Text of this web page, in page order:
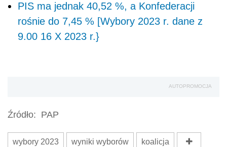
PIS ma jednak 40,52 %, a Konfederacji
rośnie do 7,45 % [Wybory 2023 r. dane z
9.00 16 X 2023 r.}
AUTOPROMOCJA
Źródło: PAP
wybory 2023 wyniki wyborów koalicja